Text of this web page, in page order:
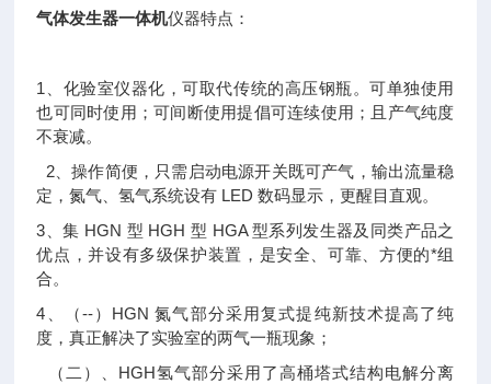
气体发生器一体机仪器特点：
1、化验室仪器化，可取代传统的高压钢瓶。可单独使用
也可同时使用；可间断使用提倡可连续使用；且产气纯度
不衰减。
2、操作简便，只需启动电源开关既可产气，输出流量稳
定，氮气、氢气系统设有 LED 数码显示，更醒目直观。
3、集 HGN 型 HGH 型 HGA 型系列发生器及同类产品之
优点，并设有多级保护装置，是安全、可靠、方便的*组
合。
4、（--）HGN 氮气部分采用复式提纯新技术提高了纯
度，真正解决了实验室的两气一瓶现象；
（二）、HGH氢气部分采用了高桶塔式结构电解分离